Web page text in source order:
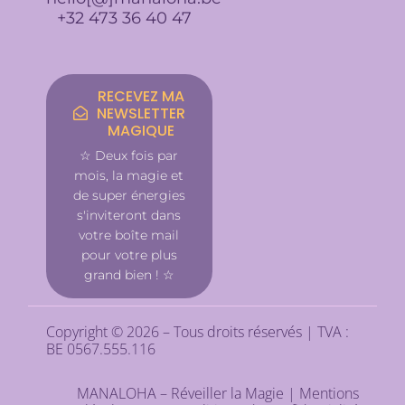
+32 473 36 40 47
RECEVEZ MA
NEWSLETTER
MAGIQUE
☆ Deux fois par
mois, la magie et
de super énergies
s'inviteront dans
votre boîte mail
pour votre plus
grand bien ! ☆
Copyright © 2026 – Tous droits réservés | TVA :
BE 0567.555.116
MANALOHA – Réveiller la Magie | Mentions